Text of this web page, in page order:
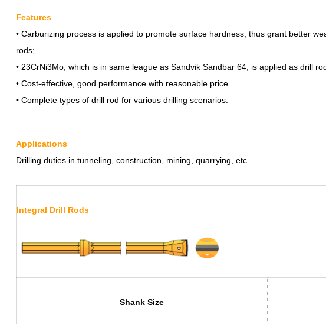
Features
• Carburizing process is applied to promote surface hardness, thus grant better
rods;
• 23CrNi3Mo, which is in same league as Sandvik Sandbar 64, is applied as drill
• Cost-effective, good performance with reasonable price.
• Complete types of drill rod for various drilling scenarios.
Applications
Drilling duties in tunneling, construction, mining, quarrying, etc.
Integral Drill Rods
Shank Size